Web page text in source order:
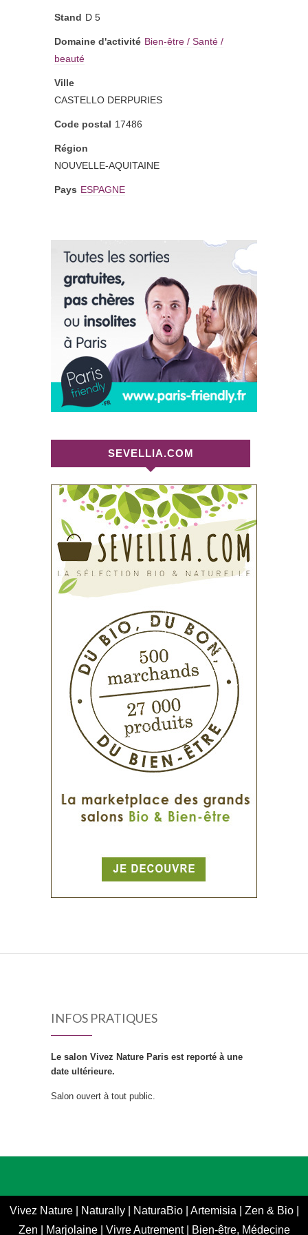
Stand D 5
Domaine d'activité Bien-être / Santé /
beauté
Ville
CASTELLO DERPURIES
Code postal 17486
Région
NOUVELLE-AQUITAINE
Pays ESPAGNE
SEVELLIA.COM
INFOS PRATIQUES
Le salon Vivez Nature Paris est reporté à une
date ultérieure.
Salon ouvert à tout public.
Vivez Nature Naturally NaturaBio Artemisia Zen & Bio
Zen
Marjolaine Vivre Autrement Bien-être, Médecine